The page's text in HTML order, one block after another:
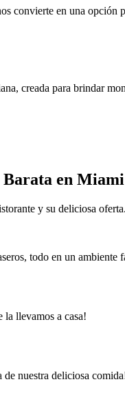
convierte en una opción
creada para brindar
Barata en
y su deliciosa oferta.
todo en un ambiente
la llevamos a casa!
de nuestra deliciosa